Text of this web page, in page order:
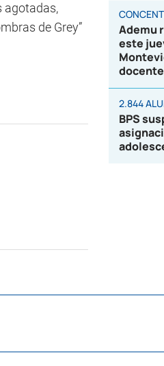
agotadas,
de Grey”
Ademu
este
2.844
BPS